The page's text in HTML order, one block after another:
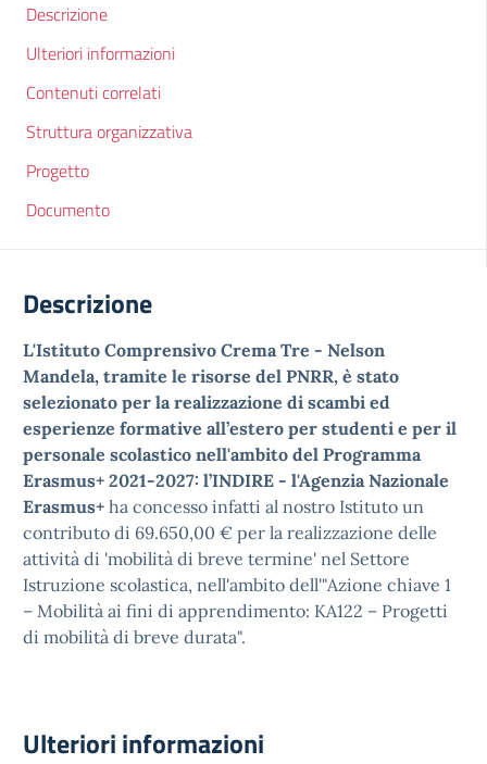
Descrizione
Ulteriori informazioni
Contenuti correlati
Struttura organizzativa
Progetto
Documento
Descrizione
L'Istituto Comprensivo Crema Tre - Nelson
Mandela, tramite le risorse del PNRR, è stato
selezionato per la realizzazione di scambi ed
esperienze formative all’estero per studenti e per il
personale scolastico nell'ambito del Programma
Erasmus+ 2021-2027: l’INDIRE - l'Agenzia Nazionale
Erasmus+ ha concesso infatti al nostro Istituto un
contributo di 69.650,00 € per la realizzazione delle
attività di 'mobilità di breve termine' nel Settore
Istruzione scolastica, nell'ambito dell'"Azione chiave 1
– Mobilità ai fini di apprendimento: KA122 – Progetti
di mobilità di breve durata".
Ulteriori informazioni